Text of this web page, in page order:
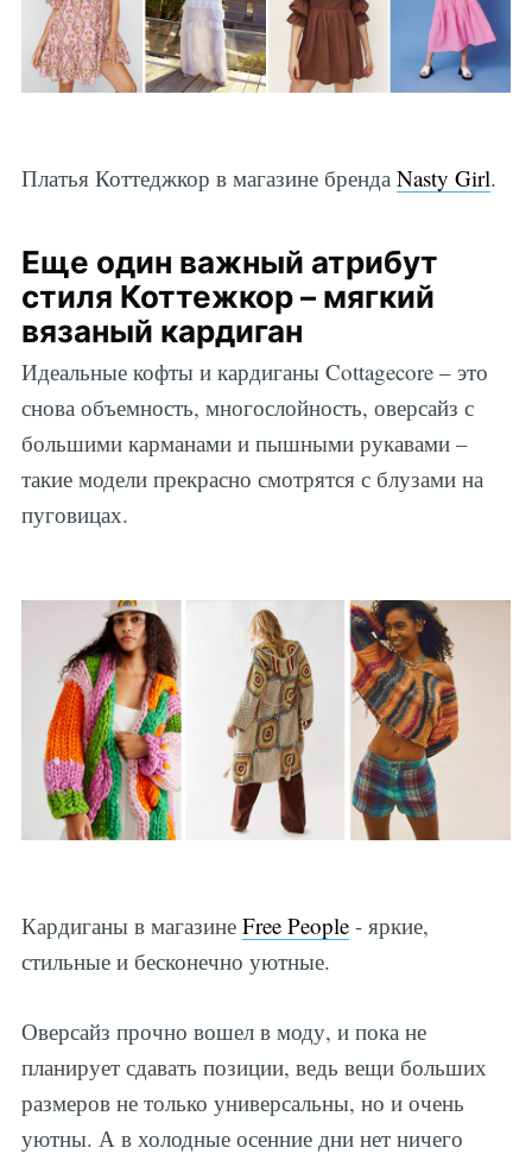
Платья Коттеджкор в магазине бренда Nasty Girl.
Еще один важный атрибут
стиля Коттежкор – мягкий
вязаный кардиган
Идеальные кофты и кардиганы Cottagecore – это
снова объемность, многослойность, оверсайз с
большими карманами и пышными рукавами –
такие модели прекрасно смотрятся с блузами на
пуговицах.
Кардиганы в магазине Free People- яркие,
стильные и бесконечно уютные.
Оверсайз прочно вошел в моду, и пока не
планирует сдавать позиции, ведь вещи больших
размеров не только универсальны, но и очень
уютны. А в холодные осенние дни нет ничего